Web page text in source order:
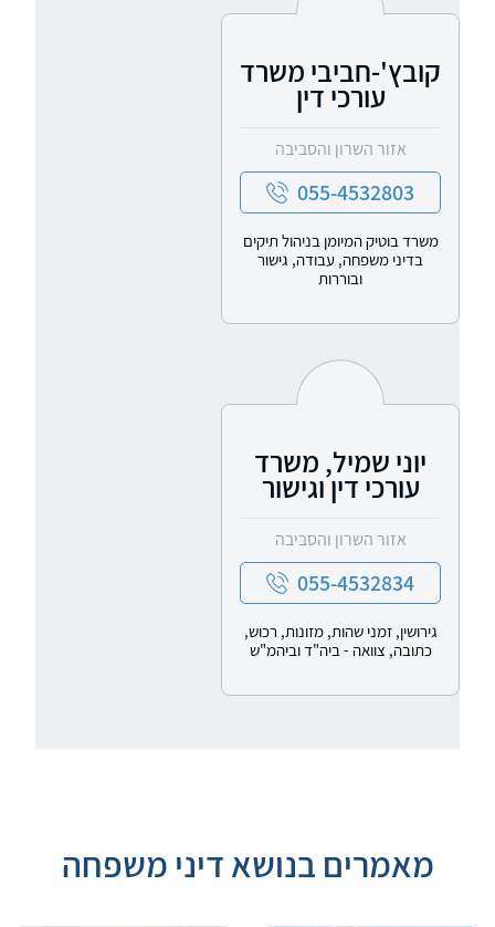
קובץ'-חביבי משרד
עורכי דין
אזור השרון והסביבה
055-4532803
משרד בוטיק המיומן בניהול תיקים
בדיני משפחה, עבודה, גישור
ובוררות
יוני שמיל, משרד
עורכי דין וגישור
אזור השרון והסביבה
055-4532834
גירושין, זמני שהות, מזונות, רכוש,
כתובה, צוואה - ביה"ד וביהמ"ש
מאמרים בנושא דיני משפחה